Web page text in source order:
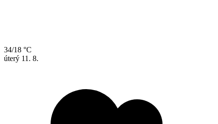
34/18 °C
úterý 11. 8.